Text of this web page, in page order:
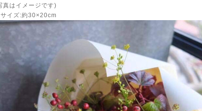
真はイメージです)
サイズ:約30×20cm